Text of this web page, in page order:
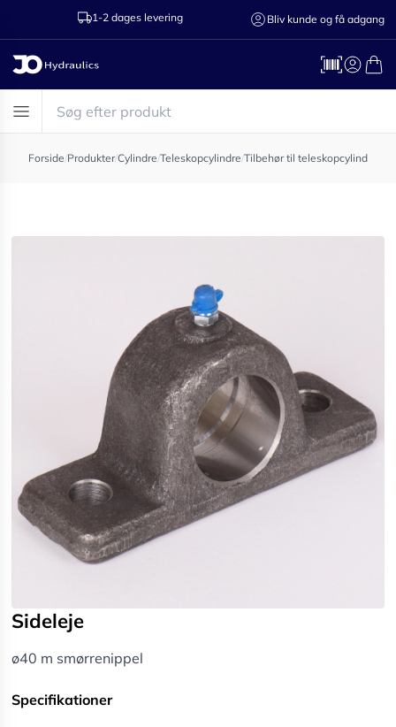
1-2 dages levering Ring til os
Bliv kunde og få adgang
Forside/Produkter/Cylindre/Teleskopcylindre/Tilbehør til teleskopcylindre
Sideleje
ø40 m smørrenippel
Specifikationer